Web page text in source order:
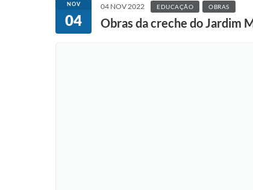
NOV
04
04 NOV 2022 EDUCAÇÃO OBRAS
Obras da creche do Jardim